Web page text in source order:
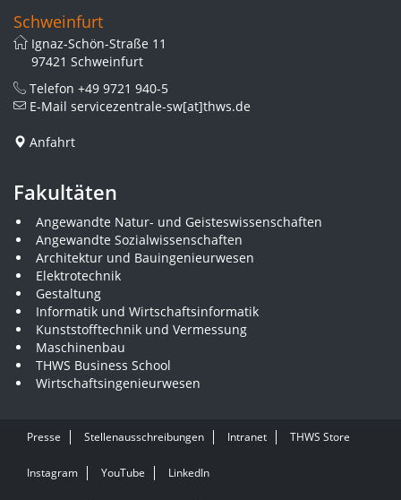
Schweinfurt
Ignaz-Schön-Straße 11
97421 Schweinfurt
Telefon +49 9721 940-5
E-Mail servicezentrale-sw[at]thws.de
Anfahrt
Fakultäten
Angewandte Natur- und Geisteswissenschaften
Angewandte Sozialwissenschaften
Architektur und Bauingenieurwesen
Elektrotechnik
Gestaltung
Informatik und Wirtschaftsinformatik
Kunststofftechnik und Vermessung
Maschinenbau
THWS Business School
Wirtschaftsingenieurwesen
Presse Stellenausschreibungen Intranet THWS Store
Instagram YouTube LinkedIn